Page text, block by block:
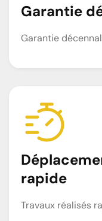
Garantie
Garantie
rapide
Travaux réalisés